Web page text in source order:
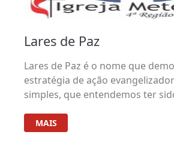
Lares de Paz
Lares de Paz é o nome que
estratégia de ação
simples, que entendemos ter
MAIS